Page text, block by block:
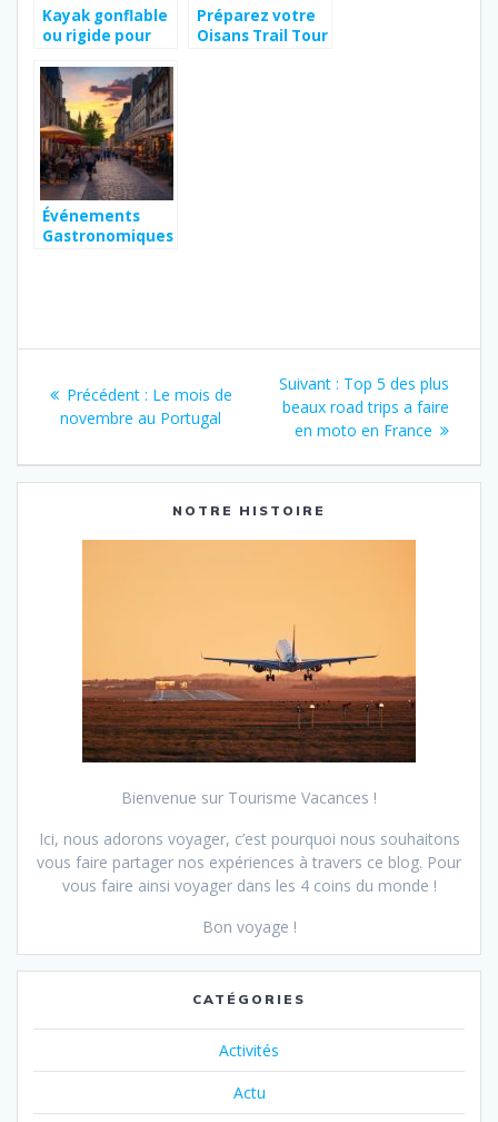
Kayak gonflable
ou rigide pour
guide complet
pour bien choisir
Préparez votre
Oisans Trail Tour
Événements
Gastronomiques
de Restau
et
Incontournables
de
l’article
Précédent : Article
précédent
Le mois de
novembre au Portugal
Suivant : Article
suivant
:
Top 5 des plus
beaux road trips a faire
en moto en France
NOTRE HISTOIRE
Bienvenue sur Tourisme Vacances !
Ici, nous adorons voyager, c’est pourquoi nous souhaitons
vous faire partager nos expériences à travers ce blog. Pour
vous faire ainsi voyager dans les 4 coins du monde !
Bon voyage !
CATÉGORIES
Activités
Actu